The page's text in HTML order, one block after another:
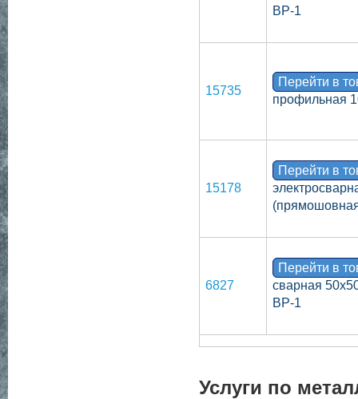
ВР-1
15735
Перейти в
профильная
15178
Перейти в
6827
Перейти в
сварная
ВР-1
Услуги по